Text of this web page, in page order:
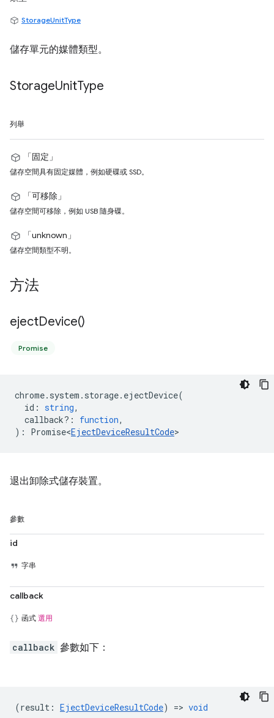
StorageUnitType
儲存單元的媒體類型。
StorageUnitType
列舉
「固定」
儲存空間具有固定媒體，例如硬碟或 SSD。
「可移除」
儲存空間可移除，例如 USB 隨身碟。
「unknown」
儲存空間類型不明。
方法
ejectDevice()
Promise
chrome. system . storage. ejectDevice(
id : string,
callback? : function,
) : Promise<EjectDeviceResultCode>
退出卸除式儲存裝置。
參數
id
字串
callback
函式 選用
callback 參數如下：
(result : EjectDeviceResultCode) => void